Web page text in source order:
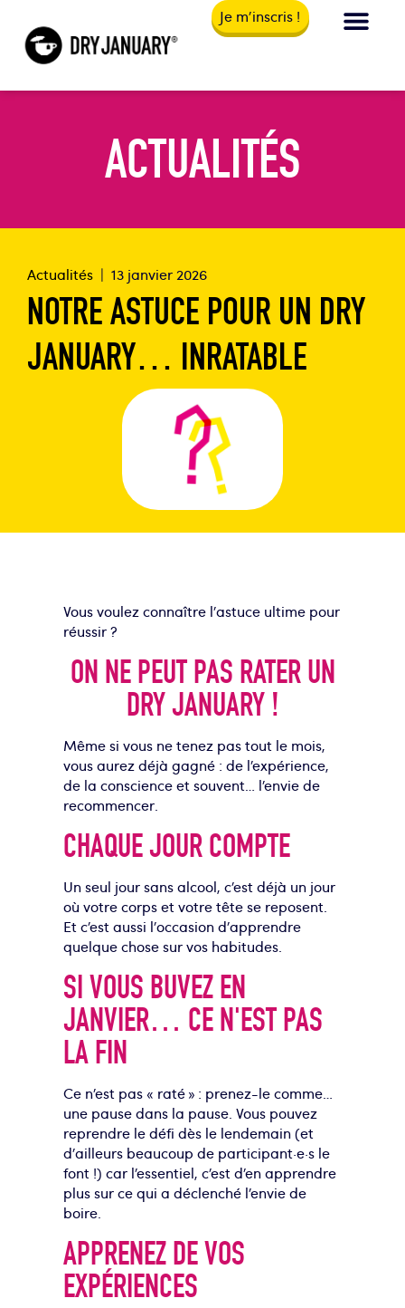
Je m'inscris !
ACTUALITÉS
Actualités | 13 janvier 2026
NOTRE ASTUCE POUR UN DRY
JANUARY… INRATABLE
Vous voulez connaître l’astuce ultime pour
réussir ?
ON NE PEUT PAS RATER UN
DRY JANUARY !
Même si vous ne tenez pas tout le mois,
vous aurez déjà gagné : de l’expérience,
de la conscience et souvent… l’envie de
recommencer.
CHAQUE JOUR COMPTE
Un seul jour sans alcool, c’est déjà un jour
où votre corps et votre tête se reposent.
Et c’est aussi l’occasion d’apprendre
quelque chose sur vos habitudes.
SI VOUS BUVEZ EN
JANVIER… CE N'EST PAS
LA FIN
Ce n’est pas « raté » : prenez-le comme…
une pause dans la pause. Vous pouvez
reprendre le défi dès le lendemain(et
d’ailleurs beaucoup de participant·e·s le
font !) car l’essentiel, c’est d’en apprendre
plus sur ce qui a déclenché l’envie de
boire.
APPRENEZ DE VOS
EXPÉRIENCES